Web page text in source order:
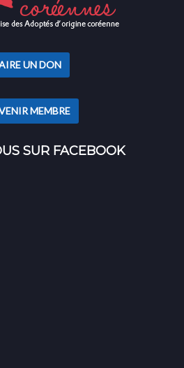
UN DON
MEMBRE
SUR FACEBOOK